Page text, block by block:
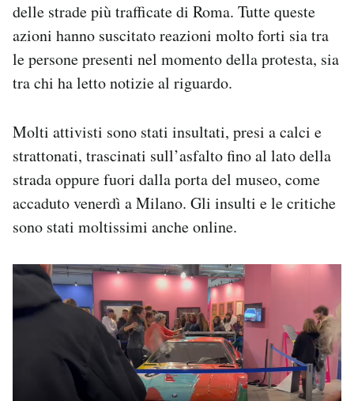
delle strade più trafficate di Roma. Tutte queste
azioni hanno suscitato reazioni molto forti sia tra
le persone presenti nel momento della protesta, sia
tra chi ha letto notizie al riguardo.
Molti attivisti sono stati insultati, presi a calci e
strattonati, trascinati sull’asfalto fino al lato della
strada oppure fuori dalla porta del museo, come
accaduto venerdì a Milano. Gli insulti e le critiche
sono stati moltissimi anche online.